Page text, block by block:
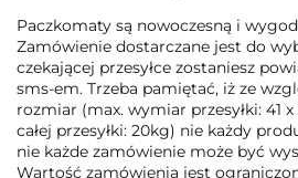
Paczkomaty są nowoczesną i
Zamówienie dostarczane jest do
czekającej przesyłce zostaniesz
sms-em. Trzeba pamiętać, iż ze
rozmiar (max. wymiar przesyłki: 41
całej przesyłki: 20kg) nie każdy
nie każde zamówienie może być
Wartość zamówienia jest